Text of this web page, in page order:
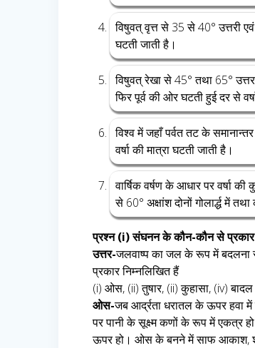
विषुवत् वृत्त से 35 से 40° उत्तरी एवं
घटती जाती है।
विषुवत् रेखा से 45° तथा 65°
फिर पूर्व की ओर घटती हुई दर से
विश्व में जहाँ पर्वत तट के
वर्षा की मात्रा घटती जाती है।
वार्षिक वर्षण के आधार पर वर्षा
से 60° अक्षांश दोनों गोलार्द्ध में
प्रश्न (i) संघनन के कौन-कौन से प्रकार
उत्तर-जलवाष्प का जल के रूप में बदलना
प्रकार निम्नलिखित हैं
(i) ओस, (ii) तुषार, (ii) कुहासा, (iv)
ओस-जब आर्द्रता धरातल के ऊपर हवा
पर पानी के सूक्ष्म कणों के रूप में
ऊपर हो। ओस के बनने में साफ आकाश,